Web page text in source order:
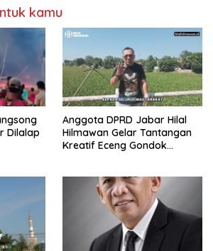
kamu
Dilalap
Anggota DPRD Jabar Hilal
Hilmawan Gelar Tantangan
Kreatif Eceng Gondok